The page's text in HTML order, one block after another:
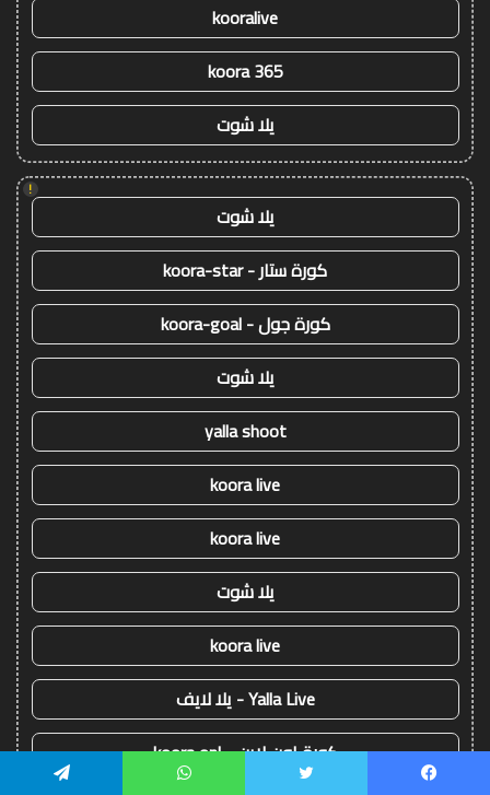
kooralive
koora 365
يلا شوت
!
يلا شوت
كورة ستار - koora-star
كورة جول - koora-goal
يلا شوت
yalla shoot
koora live
koora live
يلا شوت
koora live
Yalla Live - يلا لايف
كورة اون لاين - koora onl